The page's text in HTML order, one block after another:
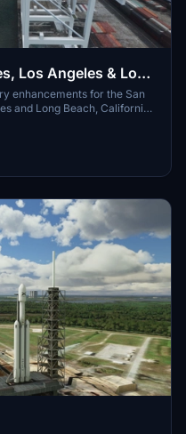
Los Angeles & Long
/ (V1.3
enhancements for the San
and Long Beach, California,
and MSFS2024. Version
with significant
and streamlined asset
compatibility with the